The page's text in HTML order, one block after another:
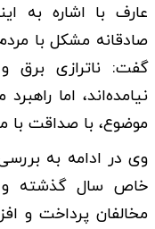
عارف با اشاره به
صادقانه مشکل با
گفت: ناترازی برق
نیامده‌اند، اما
موضوع،‌ با صداقت با
وی در ادامه به
خاص سال گذشته و
مخالفان پرداخت و